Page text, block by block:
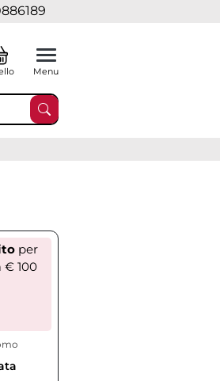
Menu
per
€ 100